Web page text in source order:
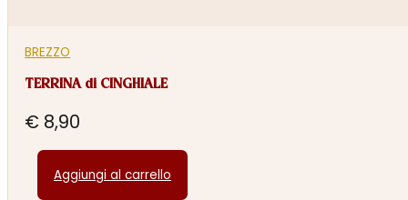
BREZZO
TERRINA di CINGHIALE
€ 8,90
Aggiungi al carrello